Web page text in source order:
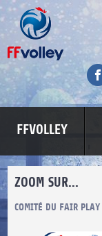
FFVOLLEY
ZOOM SUR...
COMITÉ DU FAIR PLAY